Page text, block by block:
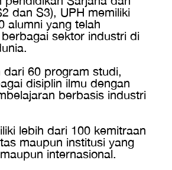
dan S3), UPH memiliki
alumni yang telah
sektor industri di
dari 60 program studi,
disiplin ilmu dengan
berbasis industri
lebih dari 100 kemitraan
maupun institusi yang
internasional.